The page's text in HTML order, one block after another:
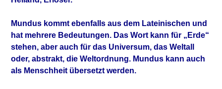
Mundus kommt ebenfalls aus dem Lateinischen und
hat mehrere Bedeutungen. Das Wort kann für „Erde“
stehen, aber auch für das Universum, das Weltall
oder, abstrakt, die Weltordnung. Mundus kann auch
als Menschheit übersetzt werden.